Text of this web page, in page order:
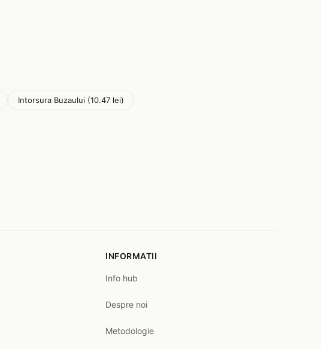
Intorsura Buzaului (10.47 lei)
INFORMATII
Info hub
Despre noi
Metodologie